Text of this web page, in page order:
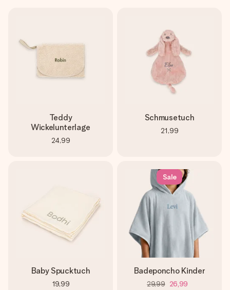
Teddy
Wickelunterlage
24,99
Schmusetuch
21,99
Baby Spucktuch
19,99
Sale
Badeponcho Kinder
29,99 26,99